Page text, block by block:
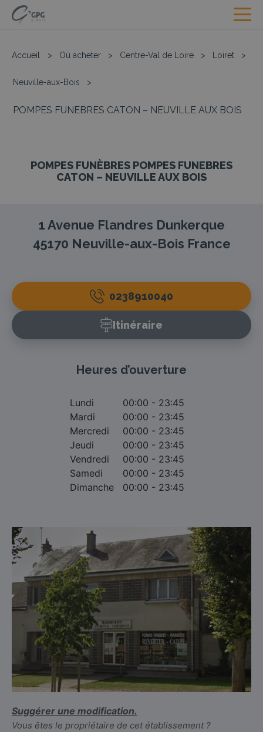
Accueil > Où acheter > Centre-Val de Loire > Loiret >
Neuville-aux-Bois >
POMPES FUNEBRES CATON – NEUVILLE AUX BOIS
POMPES FUNÈBRES POMPES FUNEBRES
CATON – NEUVILLE AUX BOIS
1 Avenue Flandres Dunkerque
45170 Neuville-aux-Bois France
0238910040
Itinéraire
Heures d’ouverture
Lundi
00:00 - 23:45
Mardi
00:00 - 23:45
Mercredi
00:00 - 23:45
Jeudi
00:00 - 23:45
Vendredi
00:00 - 23:45
Samedi
00:00 - 23:45
Dimanche
00:00 - 23:45
Suggérer une modification.
Vous êtes le propriétaire de cet établissement ?